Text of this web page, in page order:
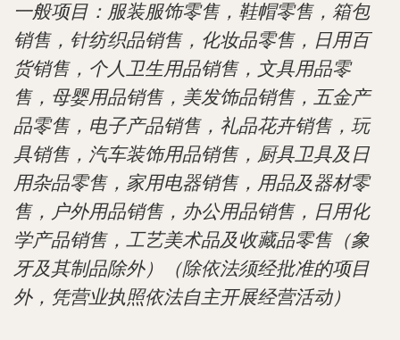
一般项目：服装服饰零售，鞋帽零售，箱包
销售，针纺织品销售，化妆品零售，日用百
货销售，个人卫生用品销售，文具用品零
售，母婴用品销售，美发饰品销售，五金产
品零售，电子产品销售，礼品花卉销售，玩
具销售，汽车装饰用品销售，厨具卫具及日
用杂品零售，家用电器销售，用品及器材零
售，户外用品销售，办公用品销售，日用化
学产品销售，工艺美术品及收藏品零售（象
牙及其制品除外）（除依法须经批准的项目
外，凭营业执照依法自主开展经营活动）